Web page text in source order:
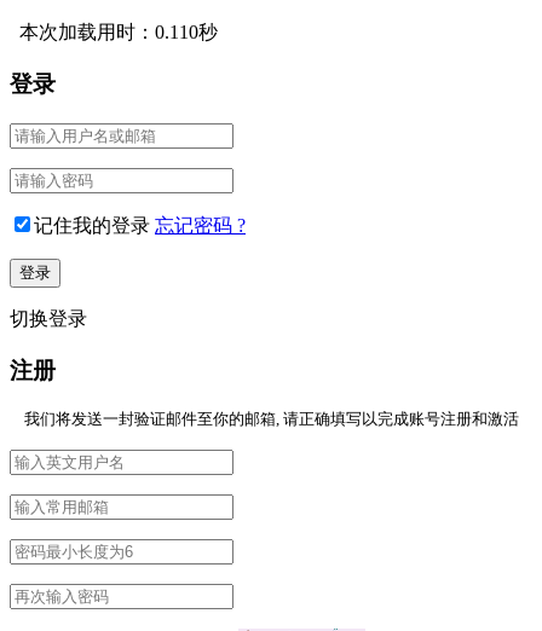
本次加载用时：0.110秒
登录
记住我的登录 忘记密码 ?
切换登录
注册
我们将发送一封验证邮件至你的邮箱, 请正确填写以完成账号注册和激活